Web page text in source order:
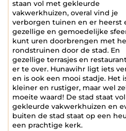
staan vol met gekleurde
vakwerkhuizen, overal vind je
verborgen tuinen en er heerst
gezellige en gemoedelijke
kunt uren doorbrengen met
rondstruinen door de stad. En
gezellige terrasjes en
er te over. Hunawihr ligt iets
en is ook een mooi stadje. Het
kleiner en rustiger, maar wel
moeite waard! De stad staat
gekleurde vakwerkhuizen en
buiten de stad staat op een
een prachtige kerk.